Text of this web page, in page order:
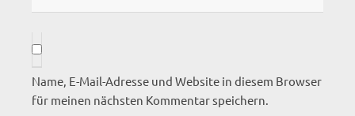
Name, E-Mail-Adresse und Website in diesem Browser
für meinen nächsten Kommentar speichern.